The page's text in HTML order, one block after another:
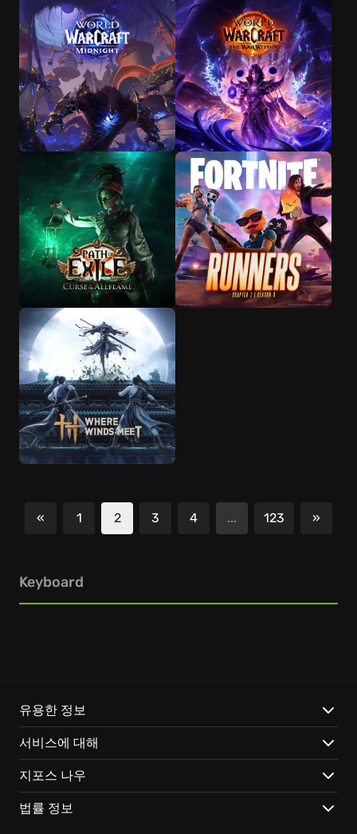
« 1 2 3 4 ... 123 »
Keyboard
유용한 정보
서비스에 대해
지포스 나우
법률 정보